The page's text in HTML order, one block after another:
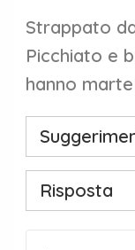
Strappato
Picchiato e
hanno
Risposta